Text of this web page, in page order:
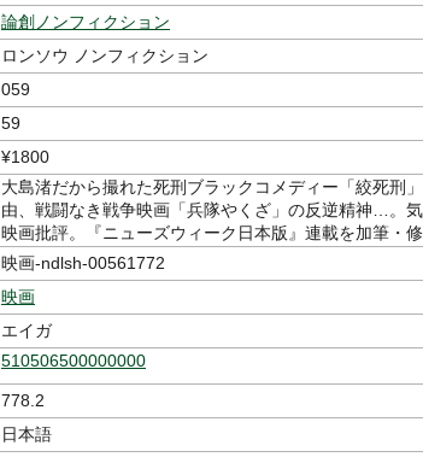
論創ノンフィクション
ロンソウ ノンフィクション
059
59
¥1800
大島渚だから撮れた死刑ブラックコメディー「絞死刑
由、戦闘なき戦争映画「兵隊やくざ」の反逆精神…。
映画批評。『ニューズウィーク日本版』連載を加筆・修
映画-ndlsh-00561772
映画
エイガ
510506500000000
778.2
日本語